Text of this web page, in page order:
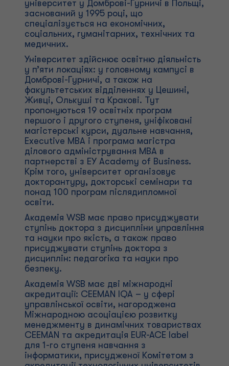
університет у Домброві-Гурничі в Польщі,
заснований у 1995 році, що
спеціалізується на економічних,
соціальних, гуманітарних, технічних та
медичних.
Університет здійснює освітню діяльність
у п’яти локаціях: у головному кампусі в
Домброві-Гурничі, а також на
факультетських відділеннях у Цешині,
Живці, Олькуші та Кракові. Тут
пропонуються 19 освітніх програм
першого і другого ступеня, уніфіковані
магістерські курси, дуальне навчання,
Executive MBA і програма магістра
ділового адміністрування MBA в
партнерстві з EY Academy of Business.
Крім того, університет організовує
докторантуру, докторські семінари та
понад 100 програм післядипломної
освіти.
Академія WSB має право присуджувати
ступінь доктора з дисципліни управління
та науки про якість, а також право
присуджувати ступінь доктора з
дисциплін: педагогіка та науки про
безпеку.
Академія WSB має дві міжнародні
акредитації: CEEMAN IQA – у сфері
управлінської освіти, нагороджена
Міжнародною асоціацією розвитку
менеджменту в динамічних товариствах
CEEMAN та акредитація EUR-ACE label
для 1-го ступеня навчання з
інформатики, присудженої Комітетом з